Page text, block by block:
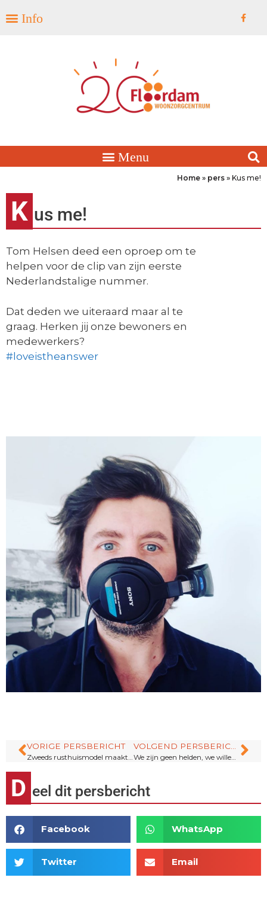
Home » pers » Kus me!
K us me!
Tom Helsen deed een oproep om te
helpen voor de clip van zijn eerste
Nederlandstalige nummer.
Dat deden we uiteraard maar al te
graag. Herken jij onze bewoners en
medewerkers?
#loveistheanswer
VORIGE PERSBERICHT
D eel dit persbericht
Facebook WhatsApp
Twitter Email